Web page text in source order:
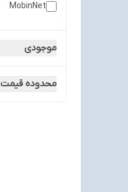
MobinNet
موجودی
محدوده قیمت